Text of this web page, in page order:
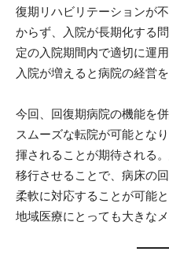
復期リハビリテーションが
からず、入院が長期化する
定の入院期間内で適切に運
入院が増えると病院の経営
今回、回復期病院の機能を
スムーズな転院が可能とな
揮されることが期待される
移行させることで、病床の
柔軟に対応することが可能
地域医療にとっても大きなメ